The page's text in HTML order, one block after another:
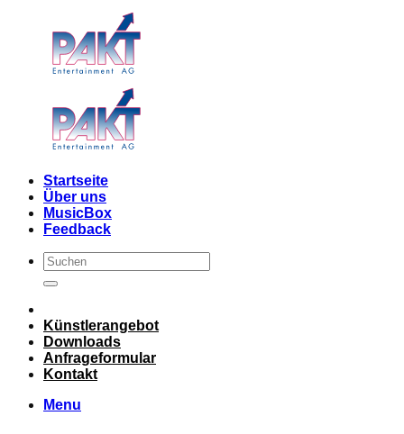
Startseite
Über uns
MusicBox
Feedback
Künstlerangebot
Downloads
Anfrageformular
Kontakt
Menu